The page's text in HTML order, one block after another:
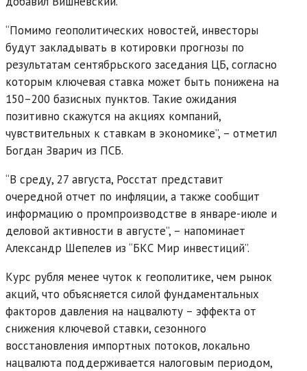
“Помимо геополитических новостей, инвесторы
будут закладывать в котировки прогнозы по
результатам сентябрьского заседания ЦБ, согласно
которым ключевая ставка может быть понижена на
150–200 базисных пунктов. Такие ожидания
позитивно скажутся на акциях компаний,
чувствительных к ставкам в экономике”, – отметил
Богдан Зварич из ПСБ.
“В среду, 27 августа, Росстат представит
очередной отчет по инфляции, а также сообщит
информацию о промпроизводстве в январе-июле и
деловой активности в августе”, – напоминает
Александр Шепелев из “БКС Мир инвестиций”.
Курс рубля менее чуток к геополитике, чем рынок
акций, что объясняется силой фундаментальных
факторов давления на нацвалюту – эффекта от
снижения ключевой ставки, сезонного
восстановления импортных потоков, локально
нацвалюта поддерживается налоговым периодом,